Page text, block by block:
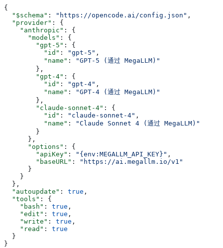
{
  "$schema"
: "https://opencode.ai/config.json" ,
  "provider"
: {
    "anthropic"
: {
      "models"
: {
        "gpt-5"
: {
          "id"
: "gpt-5" ,
          "name"
:
"GPT-5 (通过 MegaLLM)"
        },
        "gpt-4"
: {
          "id"
: "gpt-4" ,
          "name"
:
"GPT-4 (通过 MegaLLM)"
        },
        "claude-sonnet-4"
: {
          "id"
: "claude-sonnet-4" ,
          "name"
:
"Claude Sonnet 4 (通过 MegaLLM)"
        }
      },
      "options"
: {
        "apiKey"
: "{env:MEGALLM_API_KEY}" ,
        "baseURL"
:
"https://ai.megallm.io/v1"
      }
    }
  },
  "autoupdate"
: true ,
  "tools"
: {
    "bash"
: true ,
    "edit"
: true ,
    "write"
: true ,
    "read"
: true
  }
}